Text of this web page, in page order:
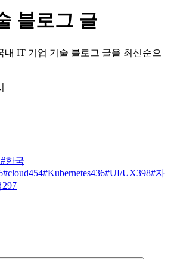
블로그 글
내 IT 기업 기술 블로그 글을 최신순으
#한국
#cloud454#Kubernetes436#UI/UX398#자
297